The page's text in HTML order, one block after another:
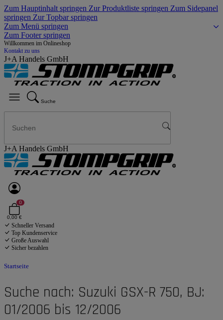
Zum Hauptinhalt springen Zur Produktliste springen Zum Sidepanel
springen Zur Topbar springen
Zum Menü springen
Zum Footer springen
Willkommen im Onlineshop
Kontakt zu uns
J+A Handels GmbH
Suche
J+A Handels GmbH
0
0,00 €
Schneller Versand
Top Kundenservice
Große Auswahl
Sicher bezahlen
Startseite
Suche nach: Suzuki GSX-R 750, BJ:
01/2006 bis 12/2006